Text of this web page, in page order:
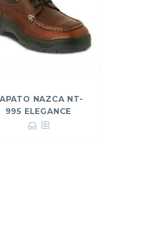
NAZCA NT-
995 ELEGANCE